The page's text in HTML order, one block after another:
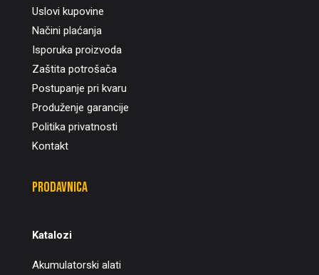
Uslovi kupovine
Načini plaćanja
Isporuka proizvoda
Zaštita potrošača
Postupanje pri kvaru
Produženje garancije
Politika privatnosti
Kontakt
Prodavnica
Katalozi
Akumulatorski alati